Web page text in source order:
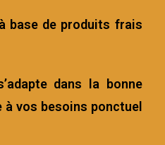
base de produits frais
dans la bonne
à vos besoins ponctuel